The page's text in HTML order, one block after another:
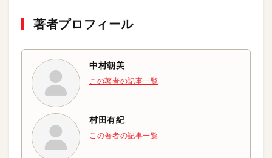
著者プロフィール
中村朝美
この著者の記事一覧
村田有紀
この著者の記事一覧